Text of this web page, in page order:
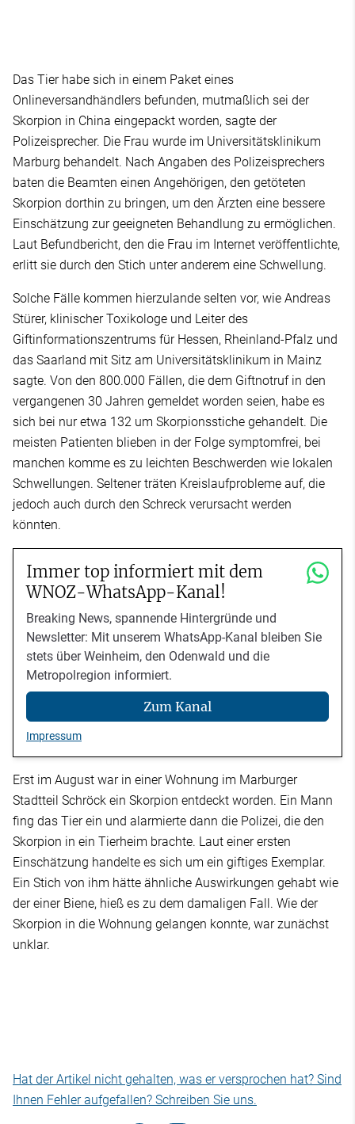
Das Tier habe sich in einem Paket eines
Onlineversandhändlers befunden, mutmaßlich sei der
Skorpion in China eingepackt worden, sagte der
Polizeisprecher. Die Frau wurde im Universitätsklinikum
Marburg behandelt. Nach Angaben des Polizeisprechers
baten die Beamten einen Angehörigen, den getöteten
Skorpion dorthin zu bringen, um den Ärzten eine bessere
Einschätzung zur geeigneten Behandlung zu ermöglichen.
Laut Befundbericht, den die Frau im Internet veröffentlichte,
erlitt sie durch den Stich unter anderem eine Schwellung.
Solche Fälle kommen hierzulande selten vor, wie Andreas
Stürer, klinischer Toxikologe und Leiter des
Giftinformationszentrums für Hessen, Rheinland-Pfalz und
das Saarland mit Sitz am Universitätsklinikum in Mainz
sagte. Von den 800.000 Fällen, die dem Giftnotruf in den
vergangenen 30 Jahren gemeldet worden seien, habe es
sich bei nur etwa 132 um Skorpionsstiche gehandelt. Die
meisten Patienten blieben in der Folge symptomfrei, bei
manchen komme es zu leichten Beschwerden wie lokalen
Schwellungen. Seltener träten Kreislaufprobleme auf, die
jedoch auch durch den Schreck verursacht werden
könnten.
Immer top informiert mit dem
WNOZ-WhatsApp-Kanal!
Breaking News, spannende Hintergründe und
Newsletter: Mit unserem WhatsApp-Kanal bleiben Sie
stets über Weinheim, den Odenwald und die
Metropolregion informiert.
Zum Kanal
Impressum
Erst im August war in einer Wohnung im Marburger
Stadtteil Schröck ein Skorpion entdeckt worden. Ein Mann
fing das Tier ein und alarmierte dann die Polizei, die den
Skorpion in ein Tierheim brachte. Laut einer ersten
Einschätzung handelte es sich um ein giftiges Exemplar.
Ein Stich von ihm hätte ähnliche Auswirkungen gehabt wie
der einer Biene, hieß es zu dem damaligen Fall. Wie der
Skorpion in die Wohnung gelangen konnte, war zunächst
unklar.
Hat der Artikel nicht gehalten, was er versprochen hat? Sind
Ihnen Fehler aufgefallen? Schreiben Sie uns.